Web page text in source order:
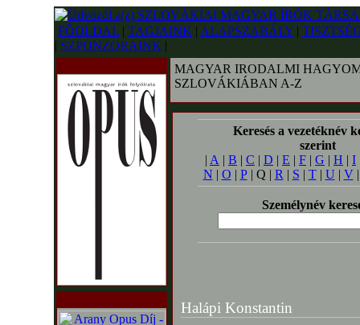
FŐOLDAL | TAGJAINK | ALAPSZABÁLY |
| SZPONZORAINK |
MAGYAR IRODALMI
SZLOVÁKIÁBAN A-Z
Keresés a vezetéknév
szerint
| A | B | C | D | E | F | G | H | I
N | O | P| Q | R | S | T| U | V
Személynév
Halápi Konstantin